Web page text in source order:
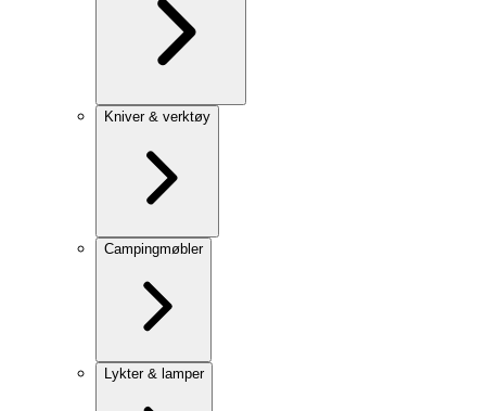
Kniver & verktøy
Campingmøbler
Lykter & lamper